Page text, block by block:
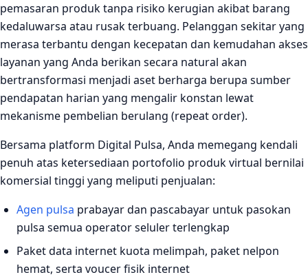
pemasaran produk tanpa risiko kerugian akibat barang
kedaluwarsa atau rusak terbuang. Pelanggan sekitar yang
merasa terbantu dengan kecepatan dan kemudahan akses
layanan yang Anda berikan secara natural akan
bertransformasi menjadi aset berharga berupa sumber
pendapatan harian yang mengalir konstan lewat
mekanisme pembelian berulang (repeat order).
Bersama platform Digital Pulsa, Anda memegang kendali
penuh atas ketersediaan portofolio produk virtual bernilai
komersial tinggi yang meliputi penjualan:
Agen pulsa prabayar dan pascabayar untuk pasokan
pulsa semua operator seluler terlengkap
Paket data internet kuota melimpah, paket nelpon
hemat, serta voucer fisik internet